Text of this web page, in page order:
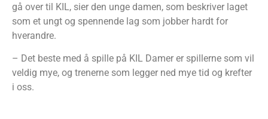
gå over til KIL, sier den unge damen, som beskriver laget
som et ungt og spennende lag som jobber hardt for
hverandre.
– Det beste med å spille på KIL Damer er spillerne som vil
veldig mye, og trenerne som legger ned mye tid og krefter
i oss.